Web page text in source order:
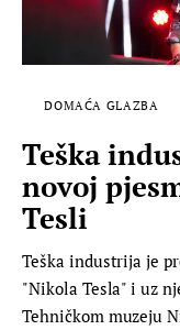
DOMAĆA GLAZBA
Teška
novoj
Tesli
Teška industrija je
"Nikola Tesla" i uz
Tehničkom muzeju